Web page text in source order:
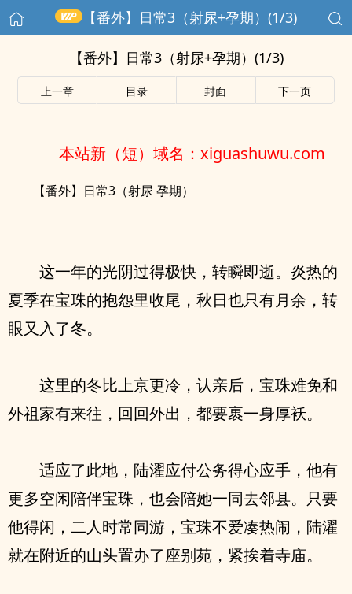
【番外】日常3（射尿+孕期）(1/3)
【番外】日常3（射尿+孕期）(1/3)
上一章 目录 封面 下一页
本站新（短）域名：xiguashuwu.com
【番外】日常3（射尿 孕期）
这一年的光阴过得极快，转瞬即逝。炎热的
夏季在宝珠的抱怨里收尾，秋日也只有月余，转
眼又入了冬。
这里的冬比上京更冷，认亲后，宝珠难免和
外祖家有来往，回回外出，都要裹一身厚袄。
适应了此地，陆濯应付公务得心应手，他有
更多空闲陪伴宝珠，也会陪她一同去邻县。只要
他得闲，二人时常同游，宝珠不爱凑热闹，陆濯
就在附近的山头置办了座别苑，紧挨着寺庙。